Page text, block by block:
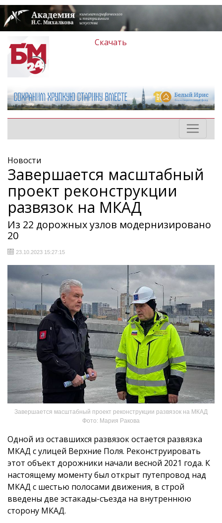
Скачать
Новости
Завершается масштабный
проект реконструкции
развязок на МКАД
Из 22 дорожных узлов модернизировано
20
23.10.2023 15:27:15
Завершается масштабный проект реконструкции развязок на МКАД
Фото: Мария Ракова
Одной из оставшихся развязок остается развязка
МКАД с улицей Верхние Поля. Реконструировать
этот объект дорожники начали весной 2021 года. К
настоящему моменту был открыт путепровод над
МКАД с шестью полосами движения, в строй
введены две эстакады-съезда на внутреннюю
сторону МКАД.